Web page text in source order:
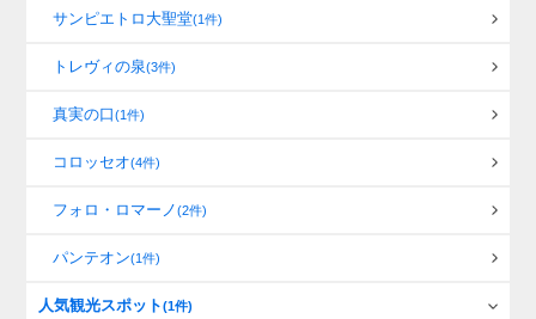
サンピエトロ大聖堂(1件)
トレヴィの泉(3件)
真実の口(1件)
コロッセオ(4件)
フォロ・ロマーノ(2件)
パンテオン(1件)
人気観光スポット(1件)